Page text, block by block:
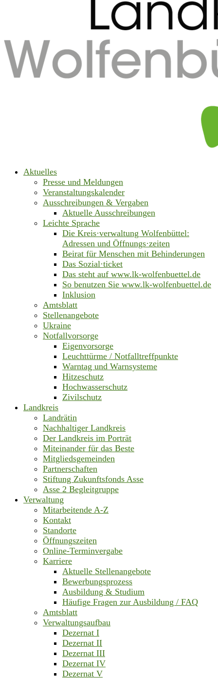
Aktuelles
Presse und Meldungen
Veranstaltungskalender
Ausschreibungen & Vergaben
Aktuelle Ausschreibungen
Leichte Sprache
Die Kreis·verwaltung Wolfenbüttel:
Adressen und Öffnungs·zeiten
Beirat für Menschen mit Behinderungen
Das Sozial·ticket
Das steht auf www.lk-wolfenbuettel.de
So benutzen Sie www.lk-wolfenbuettel.de
Inklusion
Amtsblatt
Stellenangebote
Ukraine
Notfallvorsorge
Eigenvorsorge
Leuchttürme / Notfalltreffpunkte
Warntag und Warnsysteme
Hitzeschutz
Hochwasserschutz
Zivilschutz
Landkreis
Landrätin
Nachhaltiger Landkreis
Der Landkreis im Porträt
Miteinander für das Beste
Mitgliedsgemeinden
Partnerschaften
Stiftung Zukunftsfonds Asse
Asse 2 Begleitgruppe
Verwaltung
Mitarbeitende A-Z
Kontakt
Standorte
Öffnungszeiten
Online-Terminvergabe
Karriere
Aktuelle Stellenangebote
Bewerbungsprozess
Ausbildung & Studium
Häufige Fragen zur Ausbildung / FAQ
Amtsblatt
Verwaltungsaufbau
Dezernat I
Dezernat II
Dezernat III
Dezernat IV
Dezernat V